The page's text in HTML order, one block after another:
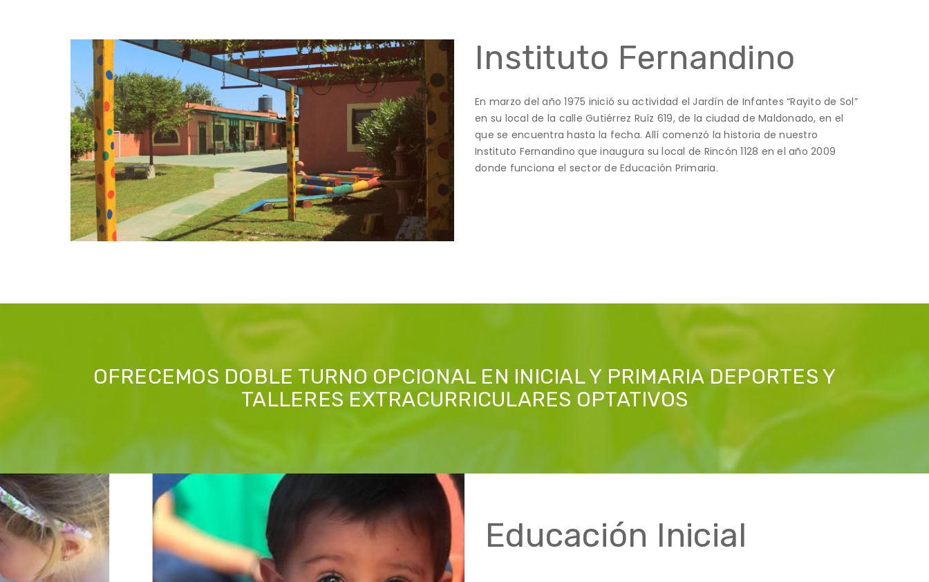
Instituto Fernandino
En marzo del año 1975 inició su actividad el Jardín de Infantes “Rayito de Sol”
en su local de la calle Gutiérrez Ruíz 619, de la ciudad de Maldonado, en el
que se encuentra hasta la fecha. Allí comenzó la historia de nuestro
Instituto Fernandino que inaugura su local de Rincón 1128 en el año 2009
donde funciona el sector de Educación Primaria.
OFRECEMOS DOBLE TURNO OPCIONAL EN INICIAL Y PRIMARIA DEPORTES Y
TALLERES EXTRACURRICULARES OPTATIVOS
Educación Inicial